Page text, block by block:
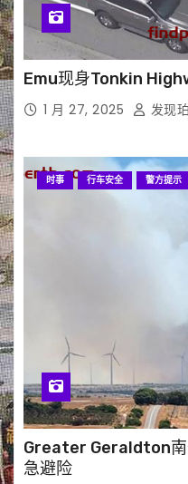
Emu现身Tonkin
1 月 27, 2025 发现
时事 行车安全 警方提示
Greater Geraldton南
急避险